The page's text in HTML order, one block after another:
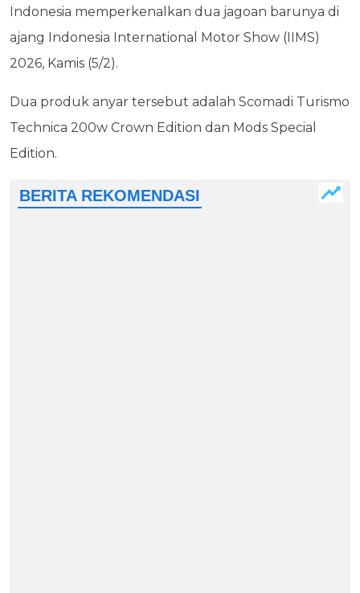
Indonesia memperkenalkan dua jagoan barunya di
ajang Indonesia International Motor Show (IIMS)
2026, Kamis (5/2).
Dua produk anyar tersebut adalah Scomadi Turismo
Technica 200w Crown Edition dan Mods Special
Edition.